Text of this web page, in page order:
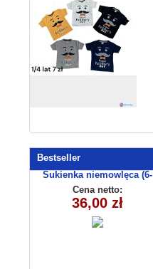
Bestseller
Sukienka niemowlęca (6-
36msc) C3009-1
Cena netto:
36,00 zł